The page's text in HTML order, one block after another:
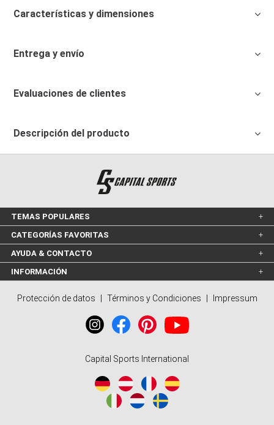
Características y dimensiones
Entrega y envío
Evaluaciones de clientes
Descripción del producto
TEMAS POPULARES
CATEGORÍAS FAVORITAS
AYUDA & CONTACTO
INFORMACIÓN
Protección de datos Términos y Condiciones Impressum
Capital Sports International